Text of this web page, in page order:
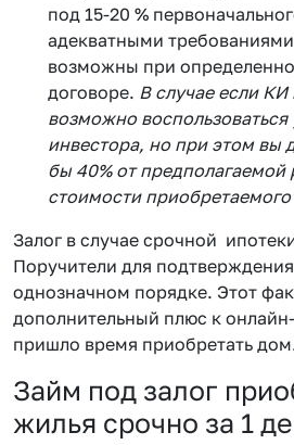
под 15-20 %
адекватными
возможны при
договоре. В случае если
возможно воспользоваться
инвестора, но при этом вы
бы 40% от
стоимости
Залог в случае срочной
Поручители для
однозначном порядке. Этот
дополнительный плюс к онлайн-
пришло время приобретать
Займ под залог
жилья срочно за 1